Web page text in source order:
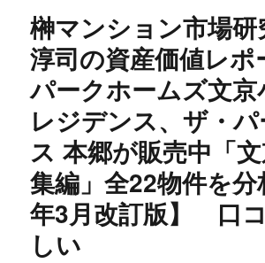
榊マンション市場
淳司の資産価値レポ
パークホームズ文
レジデンス、ザ・
ス 本郷が販売中「
集編」全22物件を
年3月改訂版】 口
しい